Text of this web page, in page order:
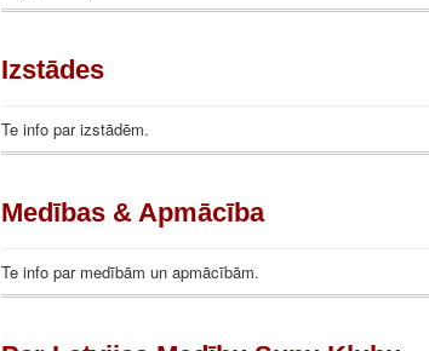
Izstādes
Te info par izstādēm.
Medības & Apmācība
Te info par medībām un apmācībām.